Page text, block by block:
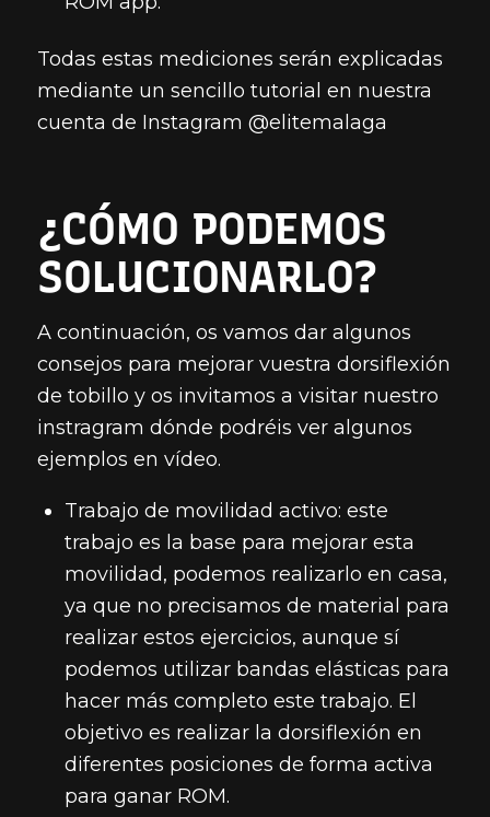
Todas estas mediciones serán explicadas
mediante un sencillo tutorial en nuestra
cuenta de Instagram @elitemalaga
¿CÓMO PODEMOS
SOLUCIONARLO?
A continuación, os vamos dar algunos
consejos para mejorar vuestra dorsiflexión
de tobillo y os invitamos a visitar nuestro
instragram dónde podréis ver algunos
ejemplos en vídeo.
Trabajo de movilidad activo: este
trabajo es la base para mejorar esta
movilidad, podemos realizarlo en casa,
ya que no precisamos de material para
realizar estos ejercicios, aunque sí
podemos utilizar bandas elásticas para
hacer más completo este trabajo. El
objetivo es realizar la dorsiflexión en
diferentes posiciones de forma activa
para ganar ROM.